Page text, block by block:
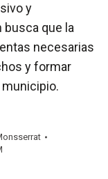
y
busca que la
necesarias
y formar